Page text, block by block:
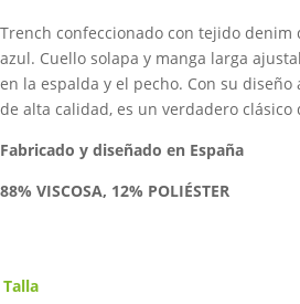
era:
257,00€.
es:
Trench confeccionado con tejido denim
azul. Cuello solapa y manga larga
en la espalda y el pecho. Con su
de alta calidad, es un verdadero clásico
Fabricado y diseñado en España
88% VISCOSA, 12% POLIÉSTER
Talla